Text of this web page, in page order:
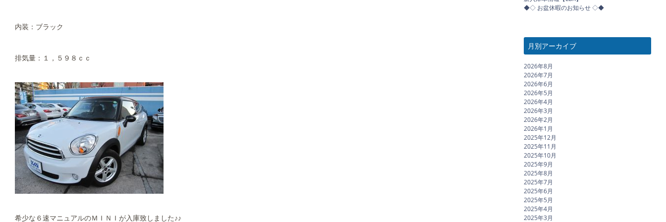
内装：ブラック
排気量：１，５９８ｃｃ
希少な６速マニュアルのＭＩＮＩが入庫致しました♪♪
◆◇ お盆休暇のお知らせ ◇◆
月別アーカイブ
2026年8月
2026年7月
2026年6月
2026年5月
2026年4月
2026年3月
2026年2月
2026年1月
2025年12月
2025年11月
2025年10月
2025年9月
2025年8月
2025年7月
2025年6月
2025年5月
2025年4月
2025年3月